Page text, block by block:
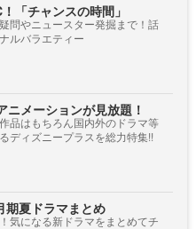
「チャンスの時間」
問やニュースター発掘まで！話
ルバラエティー
ニメーションが見放題！
品はもちろん国内外のドラマ等
ディズニープラスを総力特集!!
期夏ドラマまとめ
気になる新ドラマをまとめてチ